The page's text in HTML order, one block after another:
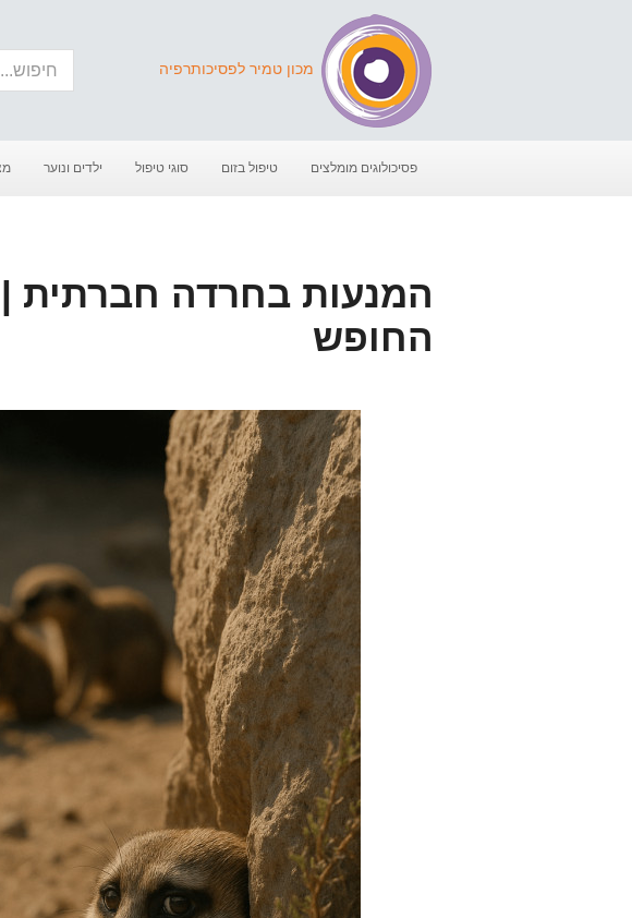
מכון טמיר לפסיכותרפיה
פסיכולוגים מומלצים טיפול בזום סוגי טיפול ילדים ונוער
המנעות בחרדה חברתית
החופש